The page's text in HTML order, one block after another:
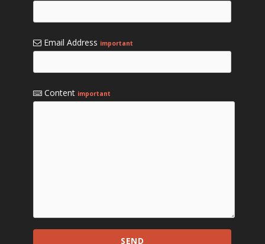
Email Address important
Content important